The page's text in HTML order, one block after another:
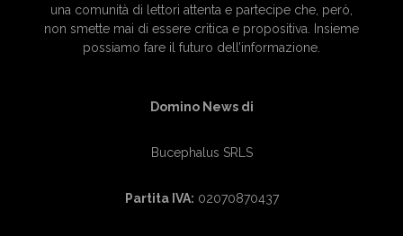
una comunità di lettori attenta e partecipe che, però,
non smette mai di essere critica e propositiva. Insieme
possiamo fare il futuro dell’informazione.
Domino News di
Bucephalus SRLS
Partita IVA: 02070870437